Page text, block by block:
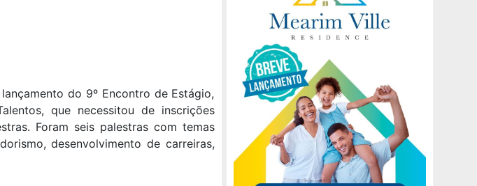
do 9º Encontro de Estágio,
que necessitou de inscrições
Foram seis palestras com temas
desenvolvimento de carreiras,